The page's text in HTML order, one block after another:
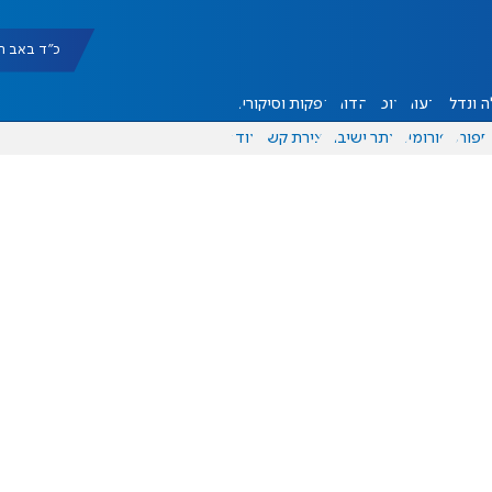
כ"ד באב תשפ"ו
ונדל"ן דעות אוכל יהדות הפקות וסיקורים
ספורט פורומים אתר ישיבה יצירת קשר עוד